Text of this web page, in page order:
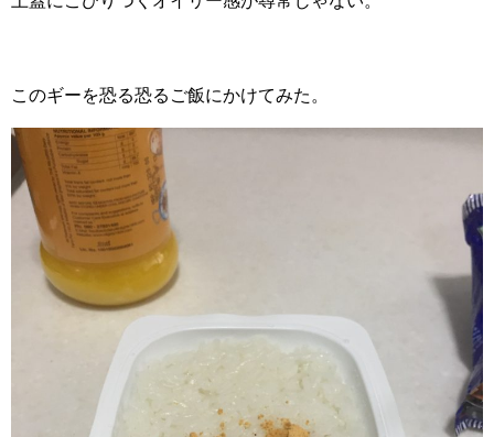
このギーを恐る恐るご飯にかけてみた。